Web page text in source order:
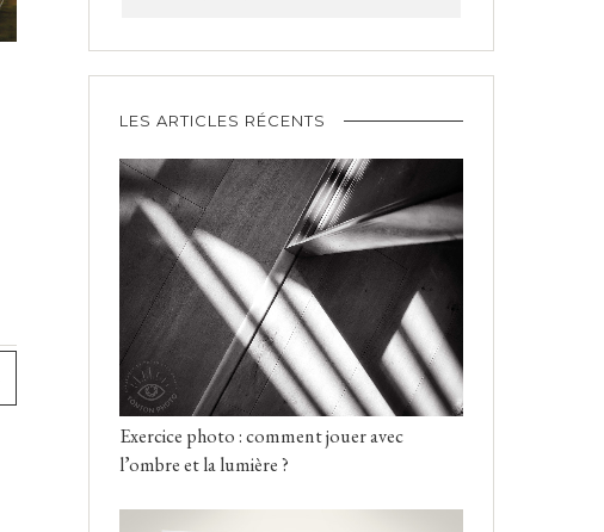
LES ARTICLES RÉCENTS
Exercice photo : comment jouer avec
l’ombre et la lumière ?